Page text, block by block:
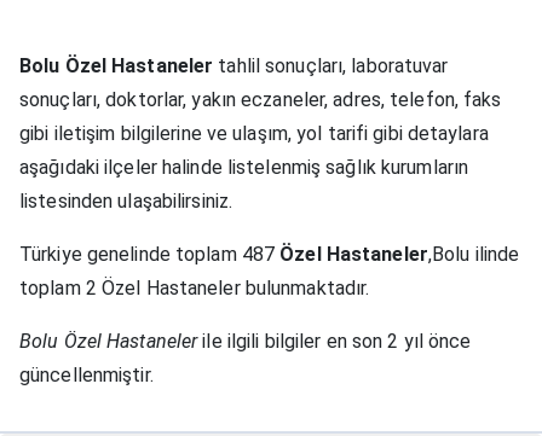
Bolu Özel Hastaneler tahlil sonuçları, laboratuvar
sonuçları, doktorlar, yakın eczaneler, adres, telefon, faks
gibi iletişim bilgilerine ve ulaşım, yol tarifi gibi detaylara
aşağıdaki ilçeler halinde listelenmiş sağlık kurumların
listesinden ulaşabilirsiniz.
Türkiye genelinde toplam 487 Özel Hastaneler,Bolu ilinde
toplam 2 Özel Hastaneler bulunmaktadır.
Bolu Özel Hastanelerile ilgili bilgiler en son 2 yıl önce
güncellenmiştir.